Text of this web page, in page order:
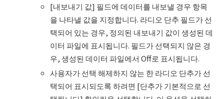
[내보내기 값] 필드에 데이터를 내보낼 경우 항목
을 나타낼 값을 지정합니다. 라디오 단추 필드가 선
택되어 있는 경우, 정의된 내보내기 값이 생성된 데
이터 파일에 표시됩니다. 필드가 선택되지 않은 경
우, 생성된 데이터 파일에서 Off로 표시됩니다.
사용자가 선택 해제하지 않는 한 라디오 단추가 선
택되어 표시되도록 하려면 [단추가 기본적으로 선